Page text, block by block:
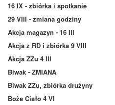
16 IX - zbiórka i spotkanie
29 VIII - zmiana godziny
Akcja magazyn - 16 III
Akcja z RD i zbiórka 9 VIII
Akcja ZZu 4 III
Biwak - ZMIANA
Biwak ZZu, zbiórka drużyny
Boże Ciało 4 VI